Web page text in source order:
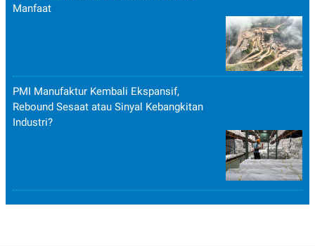
Manfaat
PMI Manufaktur Kembali Ekspansif,
Rebound Sesaat atau Sinyal Kebangkitan
Industri?